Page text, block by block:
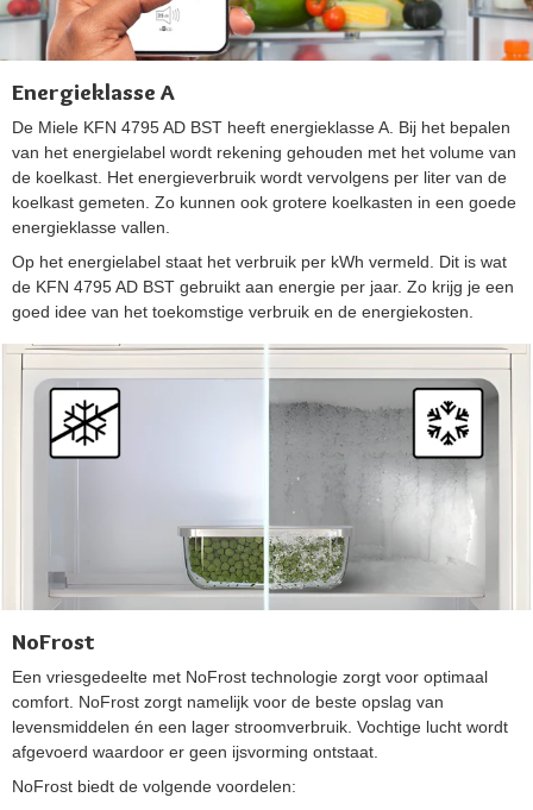
Energieklasse A
De Miele KFN 4795 AD BST heeft energieklasse A. Bij het bepalen
van het energielabel wordt rekening gehouden met het volume van
de koelkast. Het energieverbruik wordt vervolgens per liter van de
koelkast gemeten. Zo kunnen ook grotere koelkasten in een goede
energieklasse vallen.
Op het energielabel staat het verbruik per kWh vermeld. Dit is wat
de KFN 4795 AD BST gebruikt aan energie per jaar. Zo krijg je een
goed idee van het toekomstige verbruik en de energiekosten.
NoFrost
Een vriesgedeelte met NoFrost technologie zorgt voor optimaal
comfort. NoFrost zorgt namelijk voor de beste opslag van
levensmiddelen én een lager stroomverbruik. Vochtige lucht wordt
afgevoerd waardoor er geen ijsvorming ontstaat.
NoFrost biedt de volgende voordelen: